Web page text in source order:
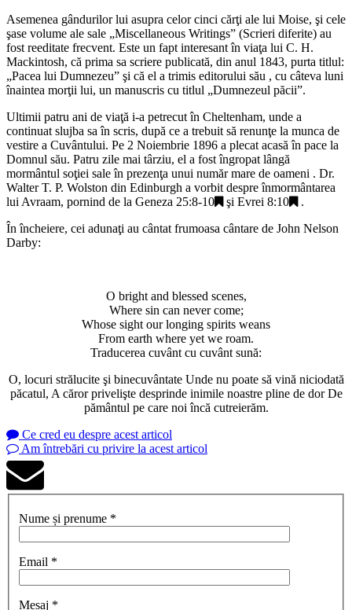
Asemenea gândurilor lui asupra celor cinci cărţi ale lui Moise, şi cele
şase volume ale sale „Miscellaneous Writings” (Scrieri diferite) au
fost reeditate frecvent. Este un fapt interesant în viaţa lui C. H.
Mackintosh, că prima sa scriere publicată, din anul 1843, purta titlul:
„Pacea lui Dumnezeu” şi că el a trimis editorului său , cu câteva luni
înaintea morţii lui, un manuscris cu titlul „Dumnezeul păcii”.
Ultimii patru ani de viaţă i-a petrecut în Cheltenham, unde a
continuat slujba sa în scris, după ce a trebuit să renunţe la munca de
vestire a Cuvântului. Pe 2 Noiembrie 1896 a plecat acasă în pace la
Domnul său. Patru zile mai târziu, el a fost îngropat lângă
mormântul soţiei sale în prezenţa unui număr mare de oameni . Dr.
Walter T. P. Wolston din Edinburgh a vorbit despre înmormântarea
lui Avraam, pornind de la Geneza 25:8-10 şi Evrei 8:10
.
În încheiere, cei adunaţi au cântat frumoasa cântare de John Nelson
Darby:
O bright and blessed scenes,
Where sin can never come;
Whose sight our longing spirits weans
From earth where yet we roam.
Traducerea cuvânt cu cuvânt sună:
O, locuri strălucite şi binecuvântate Unde nu poate să vină niciodată
păcatul, A căror privelişte desprinde inimile noastre pline de dor De
pământul pe care noi încă cutreierăm.
Ce cred eu despre acest articol
Am întrebări cu privire la acest articol
Nume și prenume *
Email *
Mesaj *